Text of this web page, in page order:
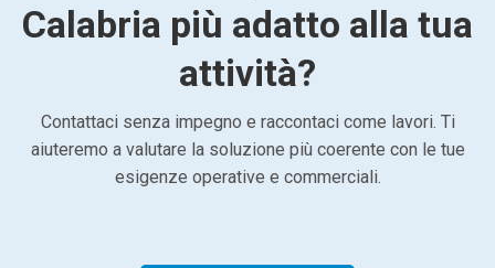
Calabria più adatto alla tua
attività?
Contattaci senza impegno e raccontaci come lavori. Ti
aiuteremo a valutare la soluzione più coerente con le tue
esigenze operative e commerciali.